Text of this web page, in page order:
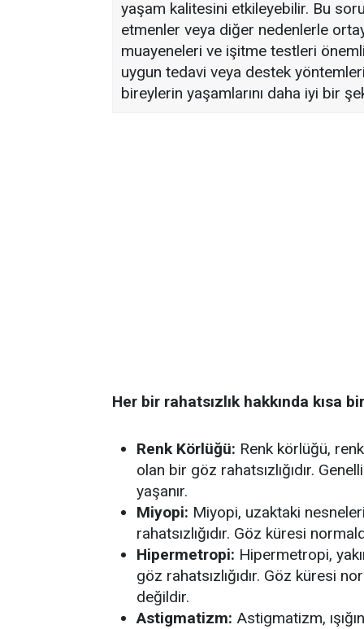
yaşam kalitesini etkileyebilir. Bu
etmenler veya diğer nedenlerle
muayeneleri ve işitme testleri
uygun tedavi veya destek
bireylerin yaşamlarını daha iyi bir
Her bir rahatsızlık hakkında kısa
Renk Körlüğü: Renk körlüğü,
olan bir göz rahatsızlığıdır.
yaşanır.
Miyopi: Miyopi, uzaktaki
rahatsızlığıdır. Göz küresi
Hipermetropi: Hipermetropi,
göz rahatsızlığıdır. Göz küresi
değildir.
Astigmatizm: Astigmatizm,